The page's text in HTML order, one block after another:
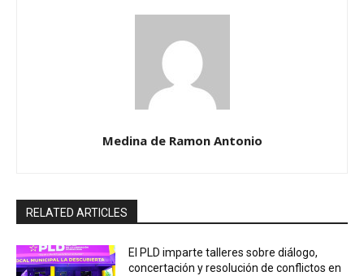
Medina de Ramon Antonio
RELATED ARTICLES
El PLD imparte talleres sobre diálogo,
concertación y resolución de conflictos en